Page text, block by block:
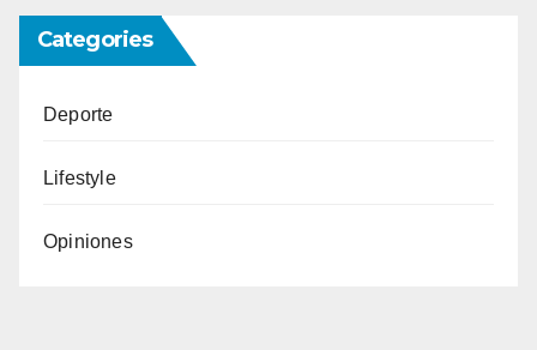
Categories
Deporte
Lifestyle
Opiniones